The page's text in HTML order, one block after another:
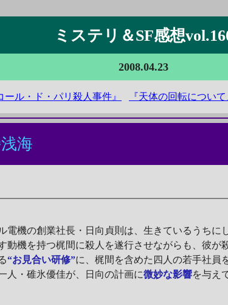
ミステリ＆SF感想
2008.04.23
ール・ド・パリ殺人事件』 『天体の回転について
海
機の創業社長・日向貞則は、生きているうちに
動機を持つ梶間に殺人を遂行させながらも、彼
“お見合い研修”に、梶間を含めた四人の若手社員
人・碓氷優佳が、日向の計画に微妙な影響を与え